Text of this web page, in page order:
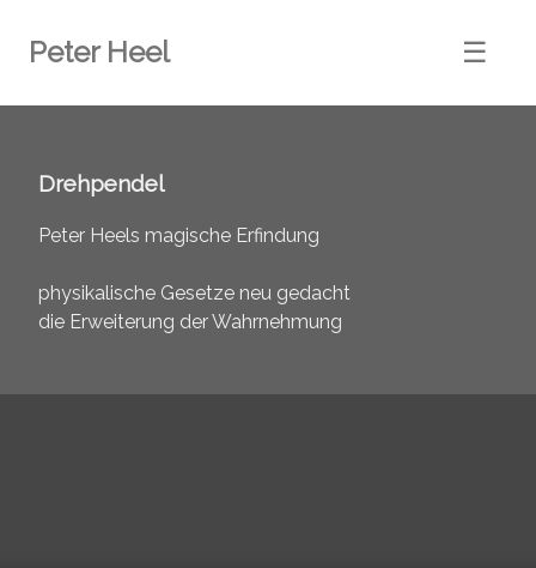
Peter Heel ☰
Drehpendel
Peter Heels magische Erfindung
physikalische Gesetze neu gedacht
die Erweiterung der Wahrnehmung